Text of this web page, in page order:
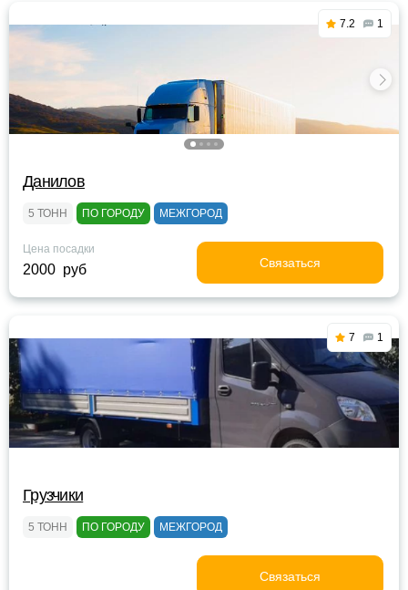
7.2 1
Данилов
5 ТОНН ПО ГОРОДУ МЕЖГОРОД
Цена посадки
2000 руб Связаться
7 1
Грузчики
5 ТОНН ПО ГОРОДУ МЕЖГОРОД
Связаться